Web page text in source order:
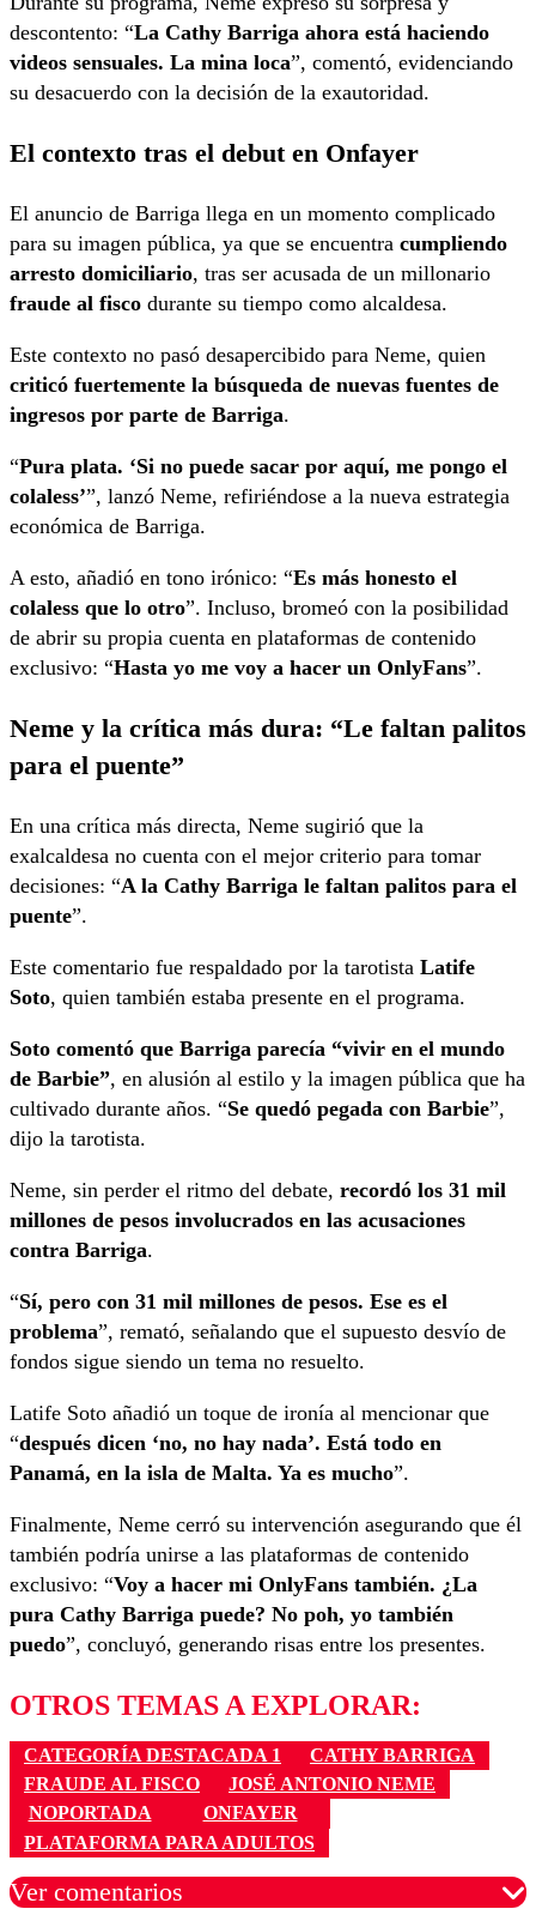
descontento: “La Cathy Barriga ahora está haciendo
videos sensuales. La mina loca”, comentó, evidenciando
su desacuerdo con la decisión de la exautoridad.
El contexto tras el debut en Onfayer
El anuncio de Barriga llega en un momento complicado
para su imagen pública, ya que se encuentra cumpliendo
arresto domiciliario, tras ser acusada de un millonario
fraude al fisco durante su tiempo como alcaldesa.
Este contexto no pasó desapercibido para Neme, quien
criticó fuertemente la búsqueda de nuevas fuentes de
ingresos por parte de Barriga.
“Pura plata. ‘Si no puede sacar por aquí, me pongo el
colaless’”, lanzó Neme, refiriéndose a la nueva estrategia
económica de Barriga.
A esto, añadió en tono irónico: “Es más honesto el
colaless que lo otro”. Incluso, bromeó con la posibilidad
de abrir su propia cuenta en plataformas de contenido
exclusivo: “Hasta yo me voy a hacer un OnlyFans”.
Neme y la crítica más dura: “Le faltan palitos
para el puente”
En una crítica más directa, Neme sugirió que la
exalcaldesa no cuenta con el mejor criterio para tomar
decisiones: “A la Cathy Barriga le faltan palitos para el
puente”.
Este comentario fue respaldado por la tarotista Latife
Soto, quien también estaba presente en el programa.
Soto comentó que Barriga parecía “vivir en el mundo
de Barbie”, en alusión al estilo y la imagen pública que ha
cultivado durante años. “Se quedó pegada con Barbie”,
dijo la tarotista.
Neme, sin perder el ritmo del debate, recordó los 31 mil
millones de pesos involucrados en las acusaciones
contra Barriga.
“Sí, pero con 31 mil millones de pesos. Ese es el
problema”, remató, señalando que el supuesto desvío de
fondos sigue siendo un tema no resuelto.
Latife Soto añadió un toque de ironía al mencionar que
“después dicen ‘no, no hay nada’. Está todo en
Panamá, en la isla de Malta. Ya es mucho”.
Finalmente, Neme cerró su intervención asegurando que él
también podría unirse a las plataformas de contenido
exclusivo: “Voy a hacer mi OnlyFans también. ¿La
pura Cathy Barriga puede? No poh, yo también
puedo”, concluyó, generando risas entre los presentes.
OTROS TEMAS A EXPLORAR:
CATEGORÍA DESTACADA 1
CATHY BARRIGA
FRAUDE AL FISCO
JOSÉ ANTONIO NEME
NOPORTADA
ONFAYER
PLATAFORMA PARA ADULTOS
Ver comentarios